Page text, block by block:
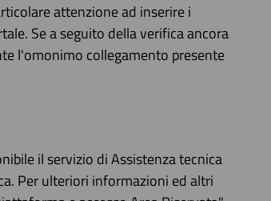
attenzione ad inserire i
Se a seguito della verifica ancora
l'omonimo collegamento presente
il servizio di Assistenza tecnica
Per ulteriori informazioni ed altri